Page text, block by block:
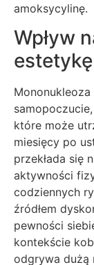
amoksycylinę.
Wpływ
estetykę
które może
miesięcy po
przekłada się
aktywności
codziennych
źródłem
pewności
kontekście
odgrywa dużą